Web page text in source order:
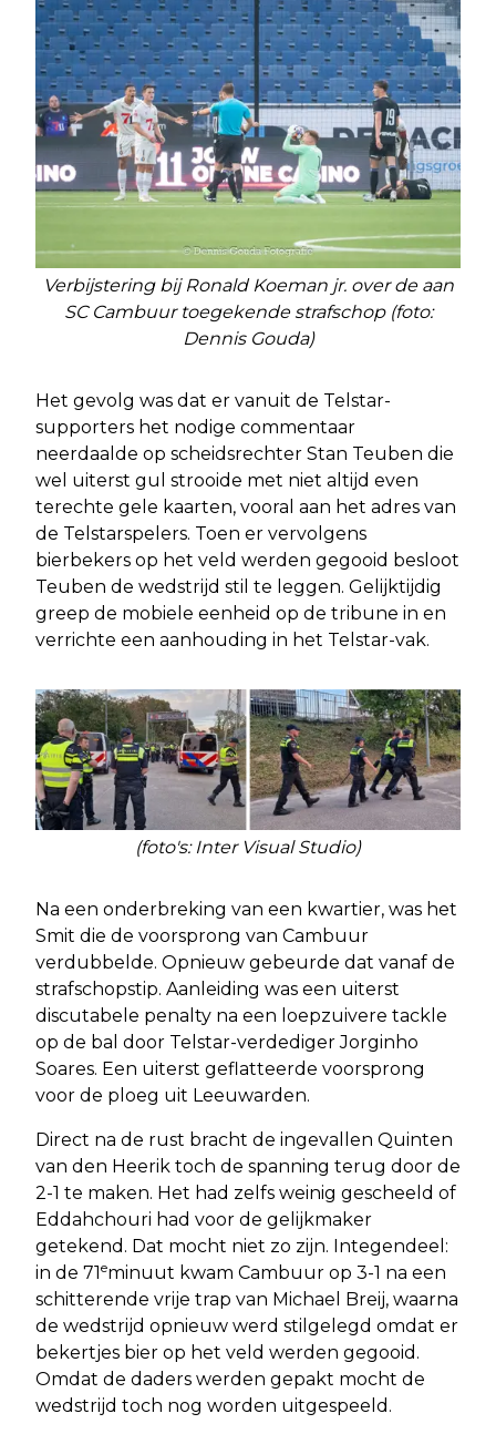
Verbijstering bij Ronald Koeman jr. over de aan
SC Cambuur toegekende strafschop (foto:
Dennis Gouda)
Het gevolg was dat er vanuit de Telstar-
supporters het nodige commentaar
neerdaalde op scheidsrechter Stan Teuben die
wel uiterst gul strooide met niet altijd even
terechte gele kaarten, vooral aan het adres van
de Telstarspelers. Toen er vervolgens
bierbekers op het veld werden gegooid besloot
Teuben de wedstrijd stil te leggen. Gelijktijdig
greep de mobiele eenheid op de tribune in en
verrichte een aanhouding in het Telstar-vak.
(foto's: Inter Visual Studio)
Na een onderbreking van een kwartier, was het
Smit die de voorsprong van Cambuur
verdubbelde. Opnieuw gebeurde dat vanaf de
strafschopstip. Aanleiding was een uiterst
discutabele penalty na een loepzuivere tackle
op de bal door Telstar-verdediger Jorginho
Soares. Een uiterst geflatteerde voorsprong
voor de ploeg uit Leeuwarden.
Direct na de rust bracht de ingevallen Quinten
van den Heerik toch de spanning terug door de
2-1 te maken. Het had zelfs weinig gescheeld of
Eddahchouri had voor de gelijkmaker
getekend. Dat mocht niet zo zijn. Integendeel:
in de 71eminuut kwam Cambuur op 3-1 na een
schitterende vrije trap van Michael Breij, waarna
de wedstrijd opnieuw werd stilgelegd omdat er
bekertjes bier op het veld werden gegooid.
Omdat de daders werden gepakt mocht de
wedstrijd toch nog worden uitgespeeld.